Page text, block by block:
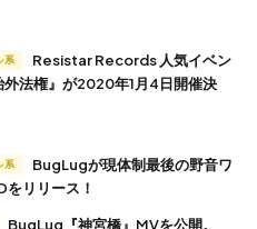
系
外法権』が2020年1月4日開催決
系
をリリース！